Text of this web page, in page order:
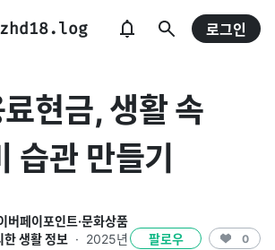
로그인
현금, 생활 속
습관 만들기
버페이포인트·문화상품
생활 정보
· 2025년
팔로우 0